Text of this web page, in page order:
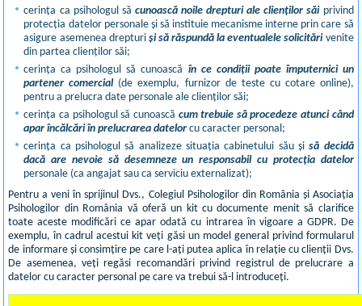
cerința ca psihologul să cunoască noile drepturi ale clienților săiprivind
protecția datelor personale și să instituie mecanisme interne prin care să
asigure asemenea drepturi și să răspundă la eventualele solicitărivenite
din partea clienților săi;
cerința ca psihologul să cunoască în ce condiții poate împuternici un
partener comercial(de exemplu, furnizor de teste cu cotare online),
pentru a prelucra date personale ale clienților săi;
cerința ca psihologul să cunoască cum trebuie să procedeze atunci când
apar încălcări în prelucrarea datelor cu caracter personal;
cerința ca psihologul să analizeze situația cabinetului său șisă decidă
dacă are nevoie să desemneze un responsabil cu protecția datelor
personale (ca angajat sau ca serviciu externalizat);
Pentru a veni în sprijinul Dvs., Colegiul Psihologilor din România și Asociația
Psihologilor din România vă oferă un kit cu documente menit să clarifice
toate aceste modificări ce apar odată cu intrarea în vigoare a GDPR. De
exemplu, în cadrul acestui kit veți găsi un model general privind formularul
de informare și consimțire pe care l-ați putea aplica în relație cu clienții Dvs.
De asemenea, veți regăsi recomandări privind registrul de prelucrare a
datelor cu caracter personal pe care va trebui să-l introduceți.